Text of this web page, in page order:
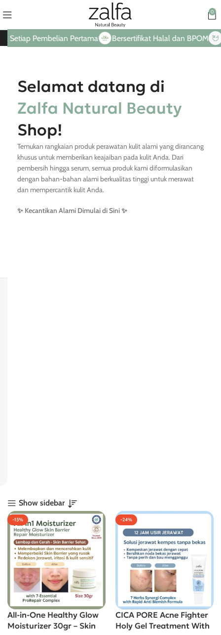
0
Pembelian Pertama Bersertifikat Halal dan BPOM
Selamat datang di
Zalfa Natural Beauty
Shop!
Temukan rangkaian produk perawatan kulit alami yang dirancang
khusus untuk memberikan keajaiban pada kulit Anda. Dari
pembersih hingga serum, semua produk kami diformulasikan
dengan bahan-bahan alami berkualitas tinggi untuk merawat
dan mempercantik kulit Anda.
✨ Kecantikan Alami Dimulai di Sini ✨
Show sidebar
-15%
All-in-One Healthy Glow
Moisturizer 30gr – Skin
-24%
CICA PORE Acne Fighter
Holy Gel Treatment With